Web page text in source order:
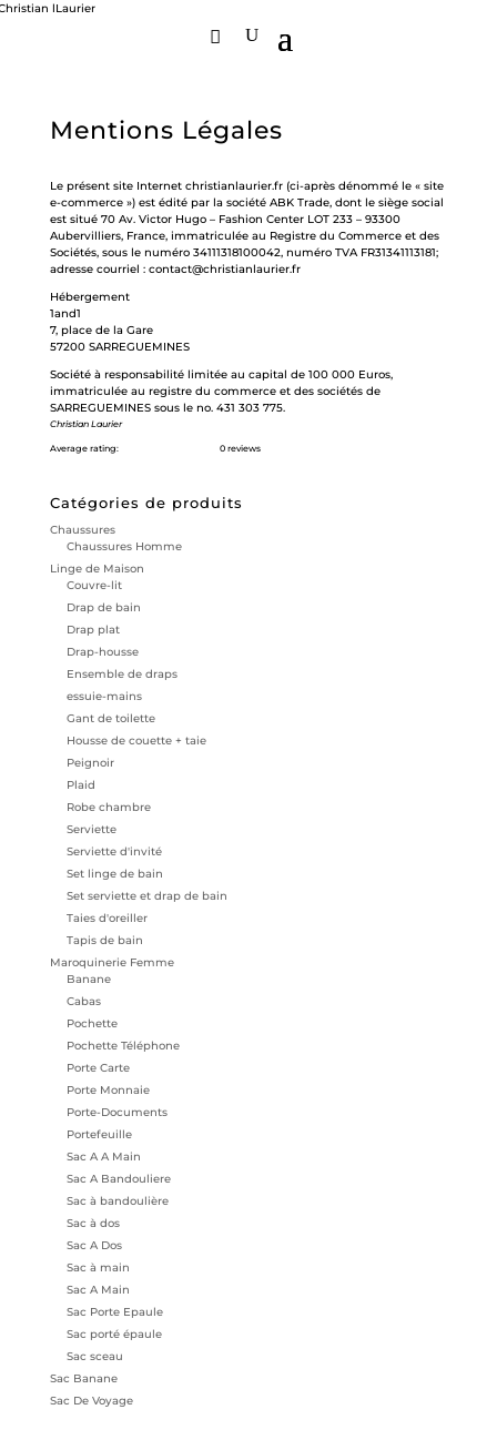
Mentions Légales
Le présent site Internet christianlaurier.fr (ci-après dénommé le « site
e-commerce ») est édité par la société ABK Trade, dont le siège social
est situé 70 Av. Victor Hugo – Fashion Center LOT 233 – 93300
Aubervilliers, France, immatriculée au Registre du Commerce et des
Sociétés, sous le numéro 34111318100042, numéro TVA FR31341113181;
adresse courriel : contact@christianlaurier.fr
Hébergement
1and1
7, place de la Gare
57200 SARREGUEMINES
Société à responsabilité limitée au capital de 100 000 Euros,
immatriculée au registre du commerce et des sociétés de
SARREGUEMINES sous le no. 431 303 775.
Christian Laurier
Average rating: 0 reviews
Catégories de produits
Chaussures
Chaussures Homme
Linge de Maison
Couvre-lit
Drap de bain
Drap plat
Drap-housse
Ensemble de draps
essuie-mains
Gant de toilette
Housse de couette + taie
Peignoir
Plaid
Robe chambre
Serviette
Serviette d'invité
Set linge de bain
Set serviette et drap de bain
Taies d'oreiller
Tapis de bain
Maroquinerie Femme
Banane
Cabas
Pochette
Pochette Téléphone
Porte Carte
Porte Monnaie
Porte-Documents
Portefeuille
Sac A A Main
Sac A Bandouliere
Sac à bandoulière
Sac à dos
Sac A Dos
Sac à main
Sac A Main
Sac Porte Epaule
Sac porté épaule
Sac sceau
Sac Banane
Sac De Voyage